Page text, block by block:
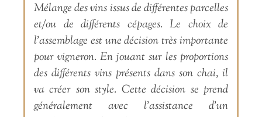
Mélange des vins issus de différentes parcelles
et/ou de différents cépages. Le choix de
l’assemblage est une décision très importante
pour vigneron. En jouant sur les proportions
des différents vins présents dans son chai, il
va créer son style. Cette décision se prend
généralement avec l’assistance d’un